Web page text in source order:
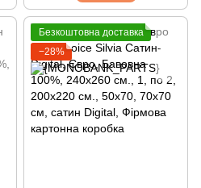
Безкоштовна доставка
−28%